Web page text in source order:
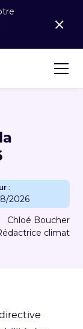
:
2026
Chloé Boucher
climat